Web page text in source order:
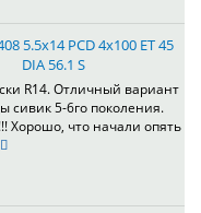
5.5x14 PCD 4x100 ET 45
DIA 56.1 S
R14. Отличный вариант
сивик 5-6го поколения.
Хорошо, что начали опять